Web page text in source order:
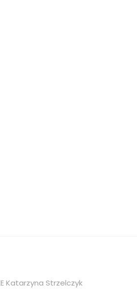
Katarzyna Strzelczyk